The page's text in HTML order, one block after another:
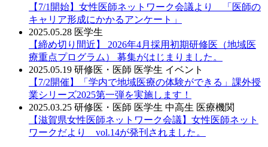
【7/1開始】女性医師ネットワーク会議より 「医師の
キャリア形成にかかるアンケート」
2025.05.28 医学生
【締め切り間近】 2026年4月採用初期研修医（地域医
療重点プログラム） 募集がはじまりました。
2025.05.19 研修医・医師 医学生 イベント
【7/2開催】「学内で地域医療の体験ができる」課外授
業シリーズ2025第一弾を実施します！
2025.03.25 研修医・医師 医学生 中高生 医療機関
【滋賀県女性医師ネットワーク会議】女性医師ネット
ワークだより vol.14が発刊されました。